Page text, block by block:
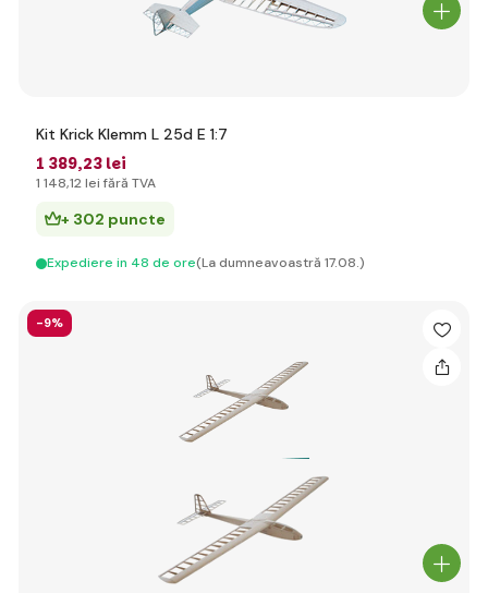
Kit Krick Klemm L 25d E 1:7
1 389,23 lei
1 148,12 lei fără TVA
+ 302 puncte
Expediere in 48 de ore(La dumneavoastră 17.08.)
-9%